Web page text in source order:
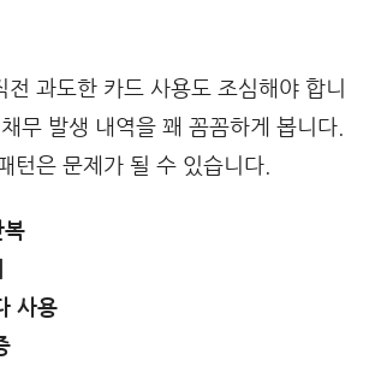
전 과도한 카드 사용도 조심해야 합니
무 발생 내역을 꽤 꼼꼼하게 봅니다.
턴은 문제가 될 수 있습니다.
복
사용